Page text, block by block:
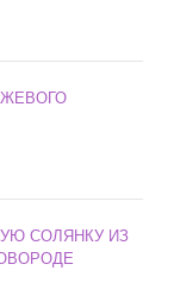
СОЛЯНКУ ИЗ